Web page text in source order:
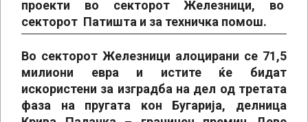
проекти во секторот Железници, во
секторот Патишта и за техничка помош.
Во секторот Железници алоцирани се 71,5
милиони евра и истите ќе бидат
искористени за изградба на дел од третата
фаза на пругата кон Бугарија, делница